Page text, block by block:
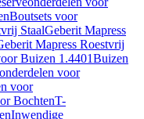
Boutsets voor
StaalGeberit Mapress
Mapress Roestvrij
Buizen 1.4401Buizen
voor
voor
BochtenT-
Inwendige